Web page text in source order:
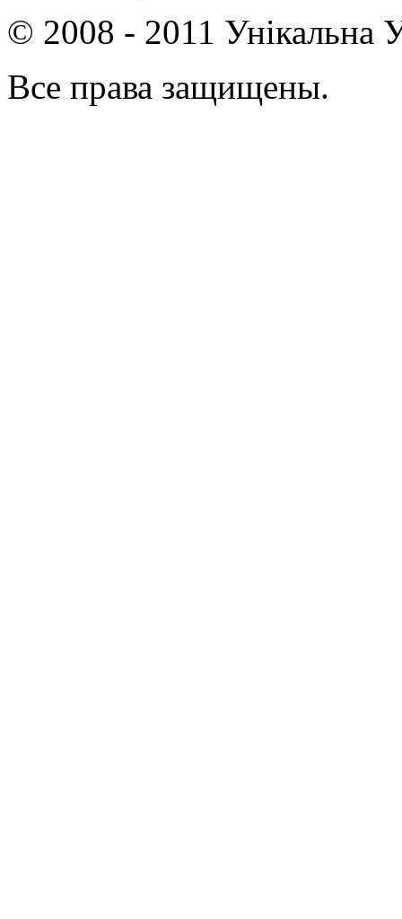
© 2008 - 2011 Унікальна
Все права защищены.